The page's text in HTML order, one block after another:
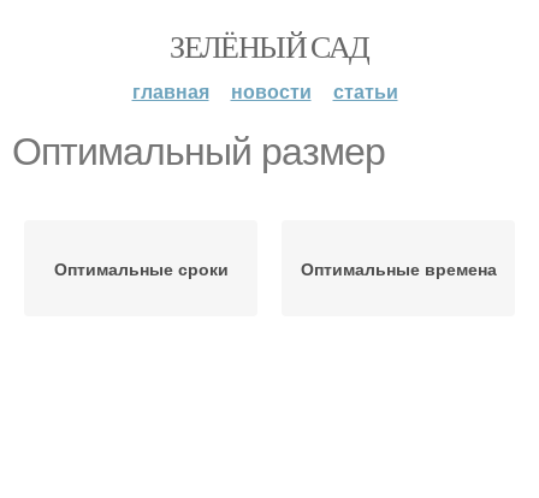
ЗЕЛЁНЫЙ САД
главная новости статьи
Оптимальный размер
Оптимальные сроки Оптимальные времена